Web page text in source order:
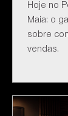
Hoje no
Maia: o
sobre
vendas.